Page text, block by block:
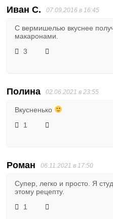
Иван С. 07.09.2016 в 16:45
С вермишелью вкуснее
макаронами.
3
Полина 02.06.2021 в 23:55
Вкусненько
1
Роман 06.11.2021 в 17:50
Супер, легко и просто. Я
этому рецепту.
1